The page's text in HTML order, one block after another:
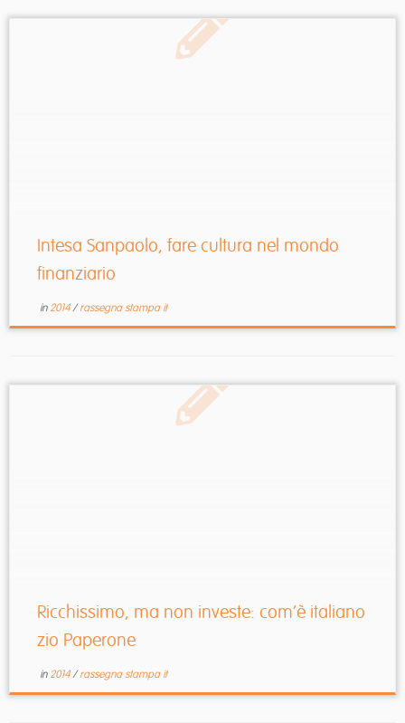
Intesa Sanpaolo, fare cultura nel mondo
finanziario
in 2014/rassegna stampa it
Ricchissimo, ma non investe: com’è italiano
zio Paperone
in 2014/rassegna stampa it